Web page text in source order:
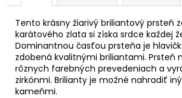
Tento krásny žiarivý briliantový prsteň
karátového zlata si získa srdce každej
Dominantnou časťou prsteňa je
zdobená kvalitnými briliantami. Prsteň
rôznych farebných prevedeniach a
zirkónmi. Brilianty je možné nahradiť
kameňmi.